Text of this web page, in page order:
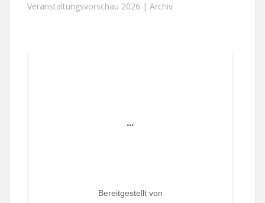
Veranstaltungsvorschau 2026 | Archiv